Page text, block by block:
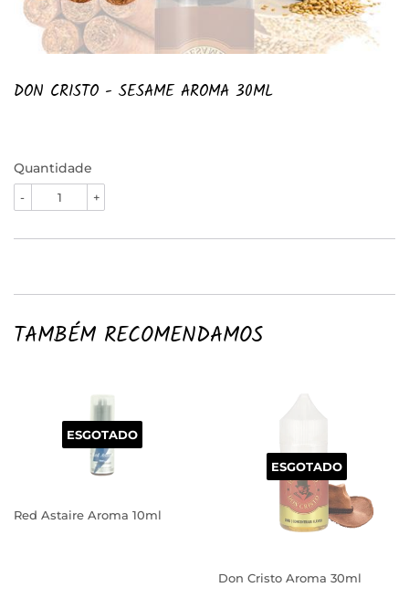
DON CRISTO - SESAME AROMA 30ML
Quantidade
+
-
TAMBÉM RECOMENDAMOS
ESGOTADO
Red Astaire Aroma 10ml
ESGOTADO
Don Cristo Aroma 30ml